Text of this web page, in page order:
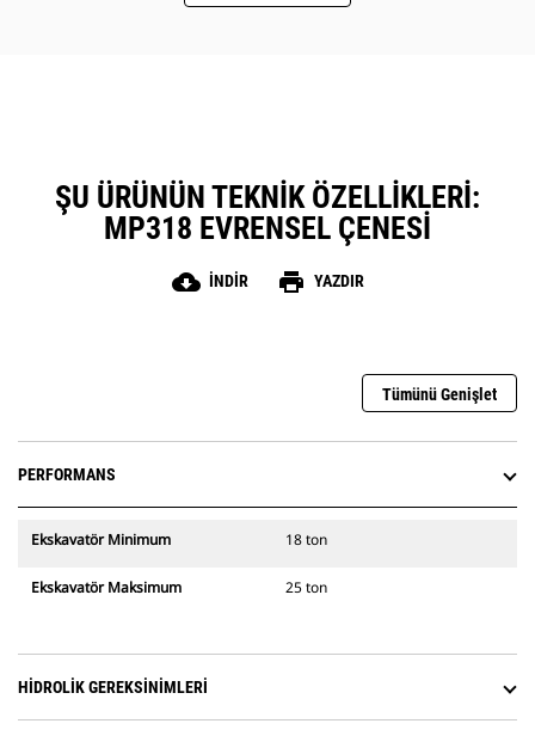
ŞU ÜRÜNÜN TEKNIK ÖZELLIKLERI:
MP318 EVRENSEL ÇENESI
cloud_download İNDIR print YAZDIR
Tümünü Genişlet
PERFORMANS
Ekskavatör Minimum 18 ton
Ekskavatör Maksimum 25 ton
HIDROLIK GEREKSINIMLERI